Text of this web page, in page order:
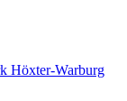
Höxter-Warburg